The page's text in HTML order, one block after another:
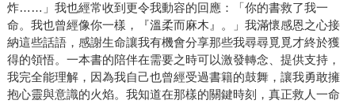
炸……」我也經常收到更令我動容的回應：「你的書救了我一
命。我也曾經像你一樣，『溫柔而麻木』。」我滿懷感恩之心接
納這些話語，感謝生命讓我有機會分享那些我尋尋覓覓才終於獲
得的領悟。一本書的陪伴在需要之時可以激發轉念、提供支持，
我完全能理解，因為我自己也曾經受過書籍的鼓舞，讓我勇敢擁
抱心靈與意識的火焰。我知道在那樣的關鍵時刻，真正救人一命